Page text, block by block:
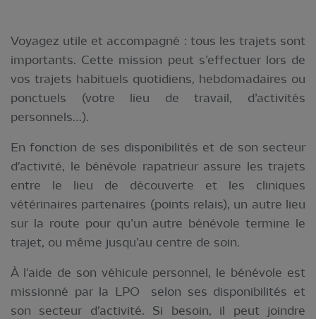
Voyagez utile et accompagné : tous les trajets sont
importants. Cette mission peut s’effectuer lors de
vos trajets habituels quotidiens, hebdomadaires ou
ponctuels (votre lieu de travail, d’activités
personnels…).
En fonction de ses disponibilités et de son secteur
d'activité, le bénévole rapatrieur assure les trajets
entre le lieu de découverte et les cliniques
vétérinaires partenaires (points relais), un autre lieu
sur la route pour qu’un autre bénévole termine le
trajet, ou même jusqu’au centre de soin.
À l'aide de son véhicule personnel, le bénévole est
missionné par la LPO selon ses disponibilités et
son secteur d'activité. Si besoin, il peut joindre